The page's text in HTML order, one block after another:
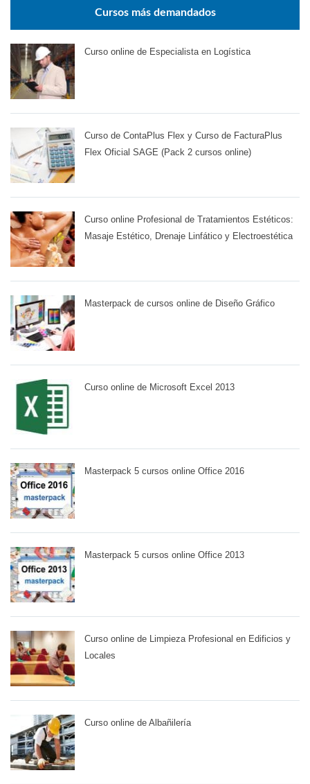
Cursos más demandados
Curso online de Especialista en Logística
Curso de ContaPlus Flex y Curso de FacturaPlus
Flex Oficial SAGE (Pack 2 cursos online)
Curso online Profesional de Tratamientos Estéticos:
Masaje Estético, Drenaje Linfático y Electroestética
Masterpack de cursos online de Diseño Gráfico
Curso online de Microsoft Excel 2013
Masterpack 5 cursos online Office 2016
Masterpack 5 cursos online Office 2013
Curso online de Limpieza Profesional en Edificios y
Locales
Curso online de Albañilería